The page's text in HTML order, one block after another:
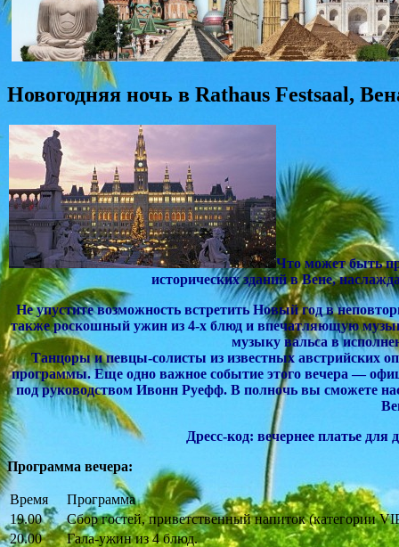
Новогодняя ночь в Rathaus Festsaal,
Что может быть
исторических зданий в Вене,
Не упустите возможность встретить Новый год в
также роскошный ужин из 4-х блюд и впечатляющую
музыку вальса в
Танцоры и певцы-солисты из известных австрийских
программы. Еще одно важное событие этого вечера —
под руководством Ивонн Руефф. В полночь вы сможете
Дресс-код: вечернее платье
Программа вечера:
Время
Программа
19.00
Сбор гостей, приветственный напиток (категории
20.00
Гала-ужин из 4 блюд.